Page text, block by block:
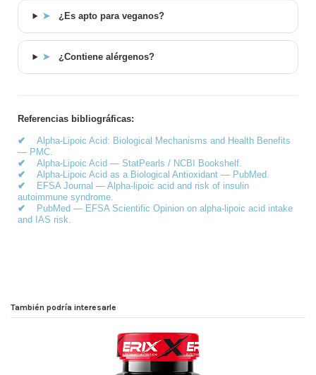
➤ ¿Es apto para veganos?
➤ ¿Contiene alérgenos?
Referencias bibliográficas:
✔
Alpha-Lipoic Acid: Biological Mechanisms and Health Benefits
— PMC.
✔ Alpha-Lipoic Acid — StatPearls / NCBI Bookshelf.
✔ Alpha-Lipoic Acid as a Biological Antioxidant — PubMed.
✔
EFSA Journal — Alpha-lipoic acid and risk of insulin
autoimmune syndrome.
✔
PubMed — EFSA Scientific Opinion on alpha-lipoic acid intake
and IAS risk.
También podría interesarle